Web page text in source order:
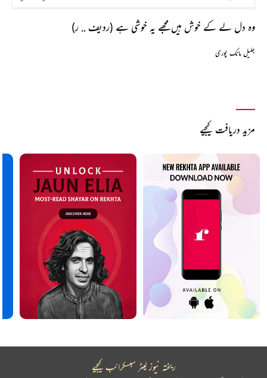
وہ دل لے کے خوش ہیں مجھے یہ خوشی ہے (ردیف .. ر)
جلیل مانک پوری
مزید دریافت کیجیے
ریختہ نیوز لیٹر سبسکرائب کیجیے